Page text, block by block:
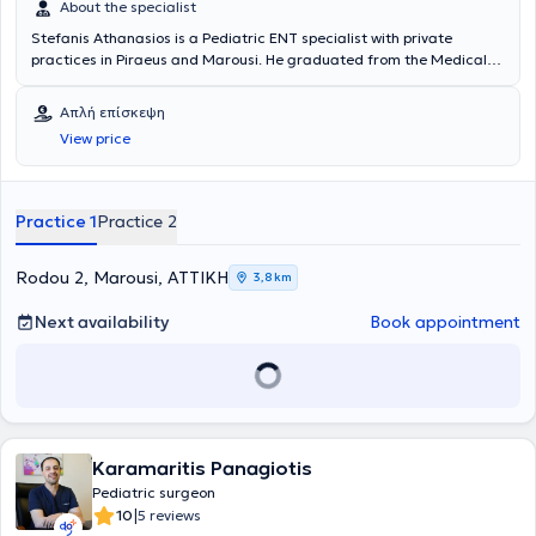
About the specialist
Stefanis Athanasios is a Pediatric ENT specialist with private
practices in Piraeus and Marousi. He graduated from the Medical
Kapodistrian University of Athens. He possesses valuable experience
and knowledge in his field, having worked for several years as an
Otolaryngologist at the Athens General Hospital "Hippocratio" and
at the Athens Children's General Hospital "P. & A. Kyriakou".
Association as well as a specialized member of the Athens Medical
Απλή επίσκεψη
View price
Practice 1Practice 2
Rodou 2, Marousi, ΑΤΤΙΚΗ 3,8 km
Next availability Book appointment
Karamaritis Panagiotis
Pediatric surgeon
10|5 reviews